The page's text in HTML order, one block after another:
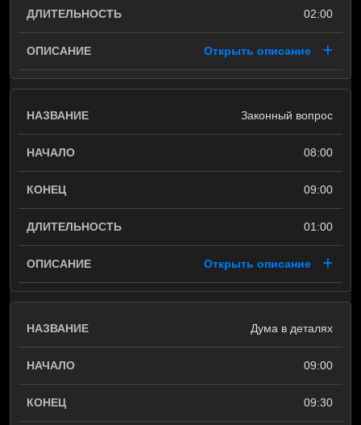
02:00
Открыть описание
Законный вопрос
08:00
09:00
01:00
Открыть описание
Дума в деталях
09:00
09:30